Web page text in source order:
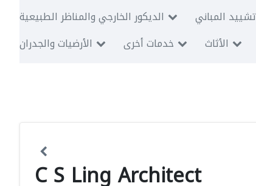
الديكور الخارجي والمناظر الطبيعية تشييد المباني
الأرضيات والجدران
خدمات أخرى الأثاث
C S Ling Architect